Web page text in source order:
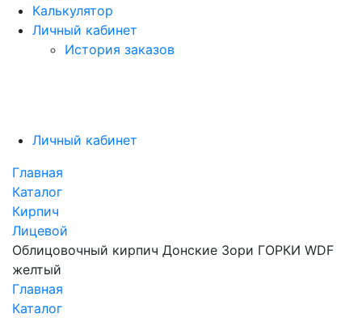
Калькулятор
Личный кабинет
История заказов
Личный кабинет
Главная
Каталог
Кирпич
Лицевой
Облицовочный кирпич Донские Зори ГОРКИ WDF
желтый
Главная
Каталог